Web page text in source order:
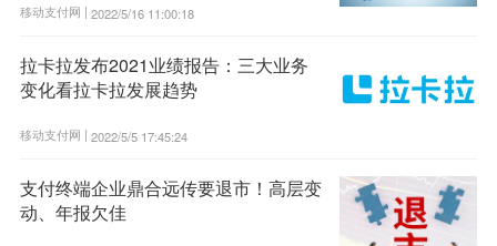
移动支付网 | 2022/5/16 11:00:18
拉卡拉发布2021业绩报告：三大业务
变化看拉卡拉发展趋势
移动支付网 | 2022/5/5 17:45:24
支付终端企业鼎合远传要退市！高层变
动、年报欠佳